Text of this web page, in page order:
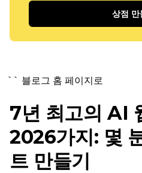
상점 만
`` 블로그 홈 페이지로
7년 최고의 AI
2026가지: 몇
트 만들기